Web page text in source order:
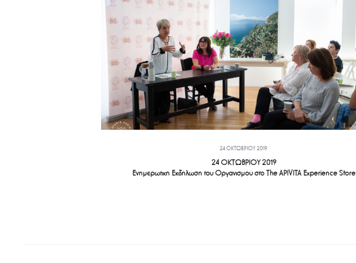
24 ΟΚΤΩΒΡΊΟΥ 2019
24 ΟΚΤΩΒΡΙΟΥ 2019
Ενημερωτική Εκδήλωση του Οργανισμού στο The APIVITA Experience Store